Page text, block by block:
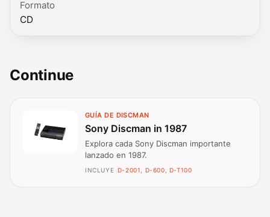
Formato
CD
Continue
GUÍA DE DISCMAN
Sony Discman in 1987
Explora cada Sony Discman importante
lanzado en 1987.
INCLUYE D-2001, D-600, D-T100